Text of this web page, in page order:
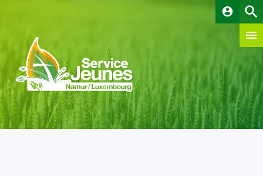
account_circle